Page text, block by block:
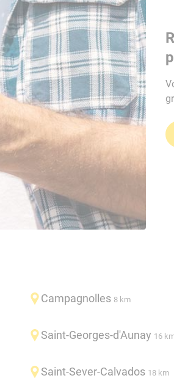
Campagnolles 8 km
Saint-Georges-d'Aunay 16
Saint-Sever-Calvados 18 km